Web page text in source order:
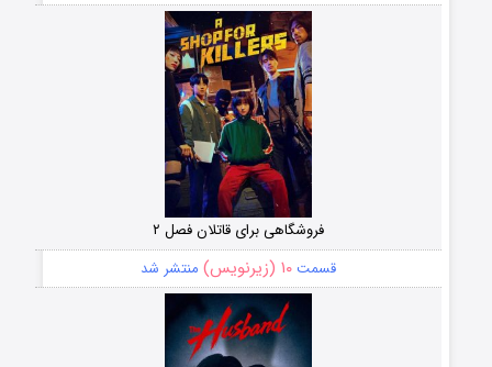
فروشگاهی برای قاتلان فصل ۲
قسمت۱۰ (زیرنویس) منتشر شد